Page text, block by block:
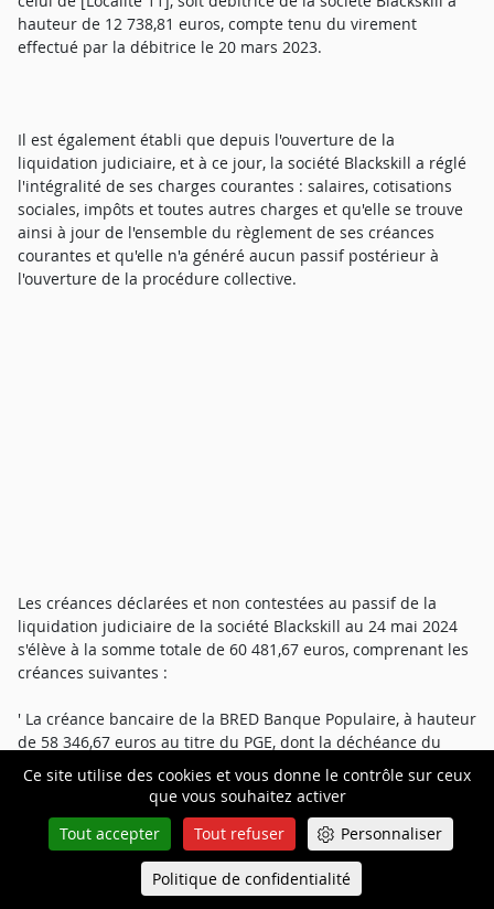
Ce site utilise des cookies et vous donne le contrôle sur ceux
que vous souhaitez activer
Tout accepter
Tout refuser Personnaliser
Politique de confidentialité
hauteur de 12 738,81 euros, compte tenu du virement
effectué par la débitrice le 20 mars 2023.
Il est également établi que depuis l'ouverture de la
liquidation judiciaire, et à ce jour, la société Blackskill a réglé
l'intégralité de ses charges courantes : salaires, cotisations
sociales, impôts et toutes autres charges et qu'elle se trouve
ainsi à jour de l'ensemble du règlement de ses créances
courantes et qu'elle n'a généré aucun passif postérieur à
l'ouverture de la procédure collective.
Les créances déclarées et non contestées au passif de la
liquidation judiciaire de la société Blackskill au 24 mai 2024
s'élève à la somme totale de 60 481,67 euros, comprenant les
créances suivantes :
' La créance bancaire de la BRED Banque Populaire, à hauteur
de 58 346,67 euros au titre du PGE, dont la déchéance du
terme a été prononcée par l'effet de la liquidation ;
' La créance de l'URSSAF, à hauteur de 2 135 euros
correspondant aux cotisations sociales du mois de janvier
2024, antérieures au 25 janvier 2024, jour du jugement
Queue-Fair